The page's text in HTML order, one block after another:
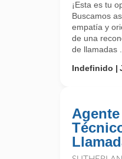
¡Esta es tu
Buscamos
empatía y
de una
de llamadas ...
Indefinido